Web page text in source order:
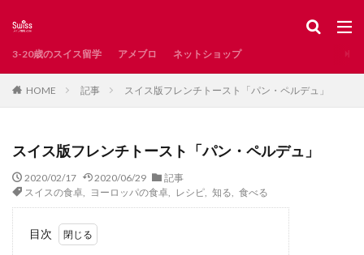
3-20歳のスイス留学 アメブロ ネットショップ
HOME 記事 スイス版フレンチトースト「パン・ペルデュ」
スイス版フレンチトースト「パン・ペルデュ」
2020/02/17 2020/06/29
記事
スイスの食卓
ヨーロッパの食卓 レシピ, 知る 食べる
目次
タグ
とろりん
アンティーク
イタリア語圏
イベント
インスタ映え
インテリア
エレガント系
オンラインショップ
カフェ
サンモリッツ